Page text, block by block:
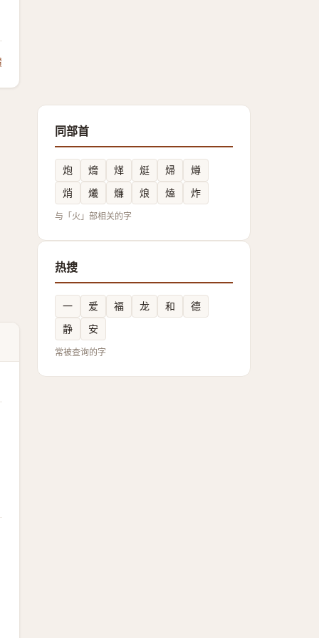
同部首
炮 熁 煂 烶 㷌
燇
焇
爔 燫 烺 熆 炸
与「火」部相关的字
热搜
一 爱 福 龙 和
德
静
安
常被查询的字